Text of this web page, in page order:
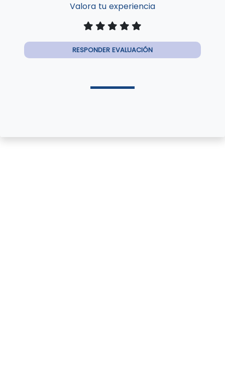
Valora tu experiencia
RESPONDER EVALUACIÓN